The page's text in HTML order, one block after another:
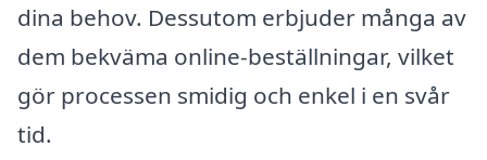
dina behov. Dessutom erbjuder många av
dem bekväma online-beställningar, vilket
gör processen smidig och enkel i en svår
tid.